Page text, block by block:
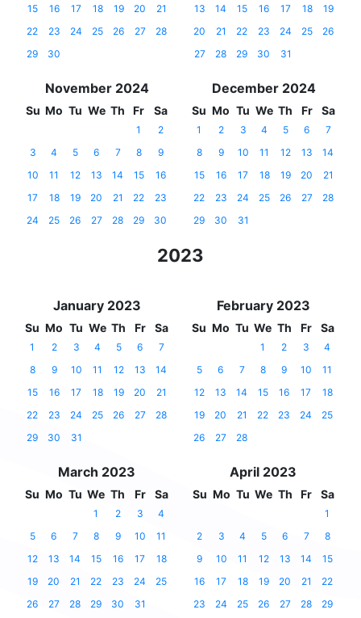
15
16 17 18 19 20
21
22
23 24 25 26 27
28
29
30
13
14 15 16 17 18
19
20
21 22 23 24 25
26
27
28 29 30 31
November 2024
Su Mo Tu We Th Fr Sa
1
2
3
4 5 6 7 8
9
10
11 12 13 14 15
16
17
18 19 20 21 22
23
24
25 26 27 28 29 30
December 2024
Su Mo Tu We Th Fr Sa
1 2 3 4 5 6
7
8
9 10 11 12 13
14
15
16 17 18 19 20
21
22
23 24 25 26 27
28
29
30 31
2023
January 2023
Su Mo Tu We Th Fr Sa
1 2 3 4 5 6
7
8
9 10 11 12 13
14
15
16 17 18 19 20
21
22
23 24 25 26 27
28
29
30 31
February 2023
Su Mo Tu We Th Fr Sa
1 2 3
4
5
6 7 8 9 10
11
12
13 14 15 16 17
18
19
20 21 22 23 24
25
26
27 28
March 2023
Su Mo Tu We Th Fr Sa
1 2 3
4
5
6 7 8 9 10
11
12
13 14 15 16 17
18
19
20 21 22 23 24
25
26
27 28 29 30 31
April 2023
Su Mo Tu We Th Fr Sa
1
2
3 4 5 6 7
8
9
10 11 12 13 14
15
16
17 18 19 20 21
22
23
24 25 26 27 28 29